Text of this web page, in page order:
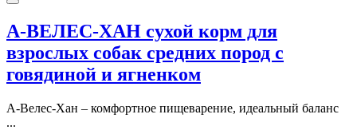
А-ВЕЛЕС-ХАН сухой корм для
взрослых собак средних пород с
говядиной и ягненком
А-Велес-Хан – комфортное пищеварение, идеальный баланс
...